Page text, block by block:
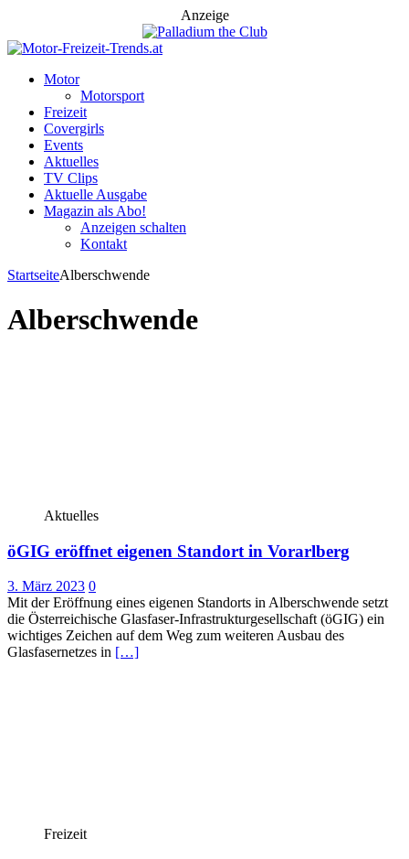
Anzeige
Motor
Motorsport
Freizeit
Covergirls
Events
Aktuelles
TV Clips
Aktuelle Ausgabe
Magazin als Abo!
Anzeigen schalten
Kontakt
StartseiteAlberschwende
Alberschwende
Aktuelles
öGIG eröffnet eigenen Standort in Vorarlberg
3. März 2023 0
Mit der Eröffnung eines eigenen Standorts in Alberschwende setzt
die Österreichische Glasfaser-Infrastrukturgesellschaft (öGIG) ein
wichtiges Zeichen auf dem Weg zum weiteren Ausbau des
Glasfasernetzes in […]
Freizeit